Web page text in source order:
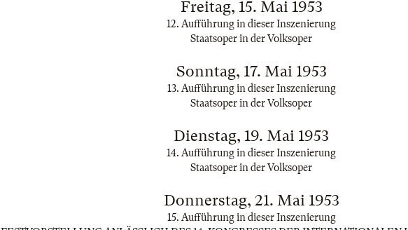
Freitag, 15. Mai 1953
12. Aufführung in dieser Inszenierung
Staatsoper in der Volksoper
Sonntag, 17. Mai 1953
13. Aufführung in dieser Inszenierung
Staatsoper in der Volksoper
Dienstag, 19. Mai 1953
14. Aufführung in dieser Inszenierung
Staatsoper in der Volksoper
Donnerstag, 21. Mai 1953
15. Aufführung in dieser Inszenierung